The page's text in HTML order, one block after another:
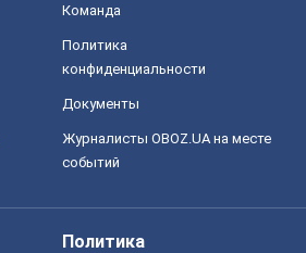
Команда
Политика
конфиденциальности
Документы
Журналисты OBOZ.UA на месте
событий
Политика